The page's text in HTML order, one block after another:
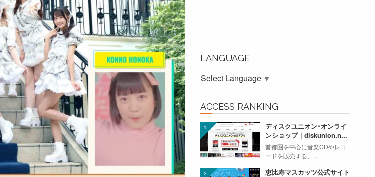
LANGUAGE
Select Language ▼
ACCESS RANKING
ディスクユニオン･オンライ
ンショップ｜diskunion.n...
首都圏を中心に音楽CDやレコ
ードを販売する、...
恵比寿マスカッツ公式サイト